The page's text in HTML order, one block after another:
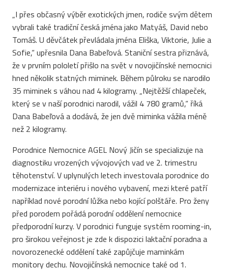
„I přes občasný výběr exotických jmen, rodiče svým dětem
vybrali také tradiční česká jména jako Matyáš, David nebo
Tomáš. U děvčátek převládala jména Eliška, Viktorie, Julie a
Sofie,“ upřesnila Dana Babeľová. Staniční sestra přiznává,
že v prvním pololetí přišlo na svět v novojičínské nemocnici
hned několik statných miminek. Během půlroku se narodilo
35 miminek s váhou nad 4 kilogramy. „Nejtěžší chlapeček,
který se v naší porodnici narodil, vážil 4 780 gramů,“ říká
Dana Babeľová a dodává, že jen dvě miminka vážila méně
než 2 kilogramy.
Porodnice Nemocnice AGEL Nový Jičín se specializuje na
diagnostiku vrozených vývojových vad ve 2. trimestru
těhotenství. V uplynulých letech investovala porodnice do
modernizace interiéru i nového vybavení, mezi které patří
například nové porodní lůžka nebo kojící polštáře. Pro ženy
před porodem pořádá porodní oddělení nemocnice
předporodní kurzy. V porodnici funguje systém rooming-in,
pro širokou veřejnost je zde k dispozici laktační poradna a
novorozenecké oddělení také zapůjčuje maminkám
monitory dechu. Novojičínská nemocnice také od 1.